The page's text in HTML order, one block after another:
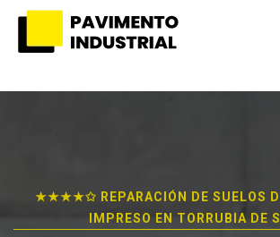
★★★★✩ REPARACIÓN DE SUELOS
IMPRESO EN TORRUBIA DE